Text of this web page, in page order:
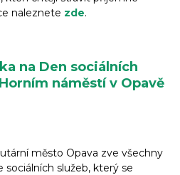
naleznete zde.
na Den sociálních
náměstí v Opavě
město Opava zve všechny
sociálních služeb, který se